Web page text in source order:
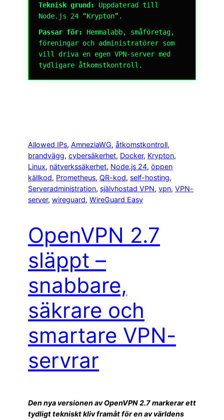
Teknisk grund:
Uppdaterad till
Node.js 24 “Krypton”.
Passar för:
Hemmalabb, småföretag,
föreningar och administratörer som
vill driva en egen VPN-server med
tydligare åtkomstkontroll.
Allowed IPs, AmneziaWG, åtkomstkontroll
brandvägg, cybersäkerhet, Docker, Krypton
Linux, nätverkssäkerhet, Node.js 24, öppen
källkod, Prometheus, QR-kod, self-hosting
Serveradministration, självhostad VPN, vpn, VPN-
server, wireguard, WireGuard Easy
OpenVPN 2.7
släppt –
snabbare,
säkrare och
smartare VPN-
servrar
Den nya versionen av OpenVPN 2.7 markerar ett
tydligt tekniskt kliv framåt för en av världens